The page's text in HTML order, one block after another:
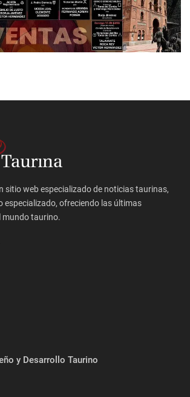
sitio web especializado de noticias taurinas,
especializado, ofreciendo las últimas
mundo taurino.
y Desarrollo Taurino